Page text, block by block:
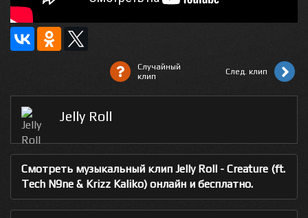
Случайный
клип
След. клип
Jelly Roll
Смотреть музыкальный клип Jelly Roll - Creature (ft.
Tech N9ne & Krizz Kaliko) онлайн и бесплатно.